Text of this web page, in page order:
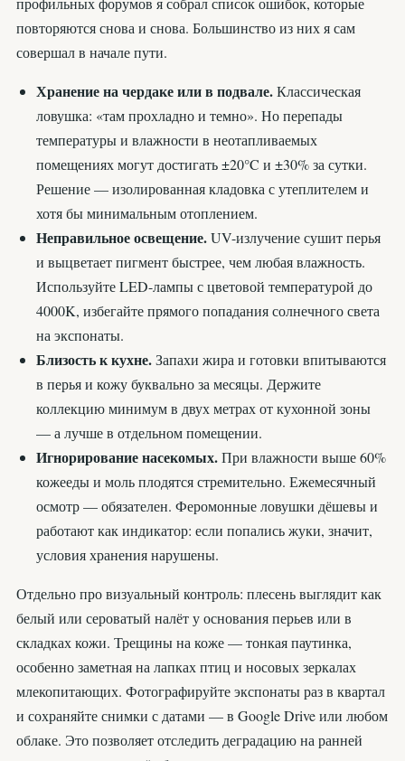
повторяются снова и снова. Большинство из них я сам
совершал в начале пути.
Хранение на чердаке или в подвале.Классическая
ловушка: «там прохладно и темно». Но перепады
температуры и влажности в неотапливаемых
помещениях могут достигать ±20°C и ±30% за сутки.
Решение — изолированная кладовка с утеплителем и
хотя бы минимальным отоплением.
Неправильное освещение.UV-излучение сушит перья
и выцветает пигмент быстрее, чем любая влажность.
Используйте LED-лампы с цветовой температурой до
4000K, избегайте прямого попадания солнечного света
на экспонаты.
Близость к кухне.Запахи жира и готовки впитываются
в перья и кожу буквально за месяцы. Держите
коллекцию минимум в двух метрах от кухонной зоны
— а лучше в отдельном помещении.
Игнорирование насекомых.При влажности выше 60%
кожееды и моль плодятся стремительно. Ежемесячный
осмотр — обязателен. Феромонные ловушки дёшевы и
работают как индикатор: если попались жуки, значит,
условия хранения нарушены.
Отдельно про визуальный контроль: плесень выглядит как
белый или сероватый налёт у основания перьев или в
складках кожи. Трещины на коже — тонкая паутинка,
особенно заметная на лапках птиц и носовых зеркалах
млекопитающих. Фотографируйте экспонаты раз в квартал
и сохраняйте снимки с датами — в Google Drive или любом
облаке. Это позволяет отследить деградацию на ранней